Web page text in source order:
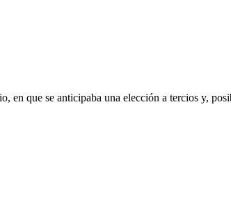
que se anticipaba una elección a tercios y,